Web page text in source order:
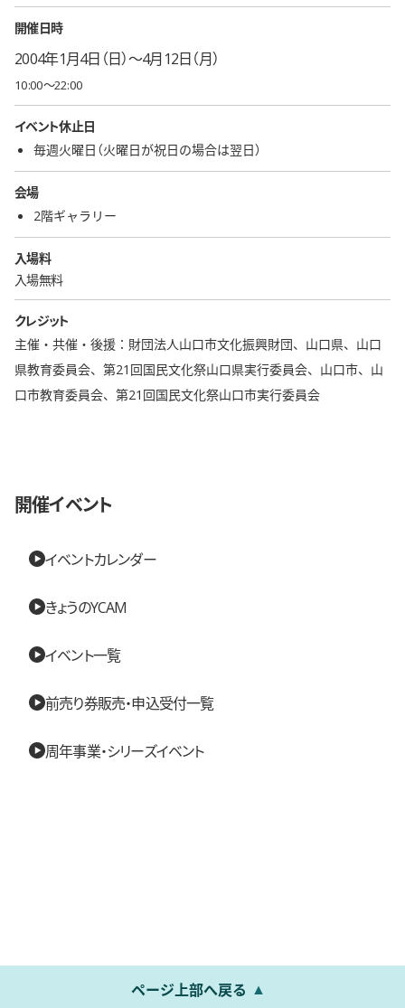
開催日時
2004年1月4日（日）〜4月12日（月）
10:00〜22:00
イベント休止日
毎週火曜日（火曜日が祝日の場合は翌日）
会場
2階ギャラリー
入場料
入場無料
クレジット
主催・共催・後援：財団法人山口市文化振興財団、山口県、山口
県教育委員会、第21回国民文化祭山口県実行委員会、山口市、山
口市教育委員会、第21回国民文化祭山口市実行委員会
開催イベント
イベントカレンダー
きょうのYCAM
イベント一覧
前売り券販売・申込受付一覧
周年事業・シリーズイベント
ページ上部へ戻る